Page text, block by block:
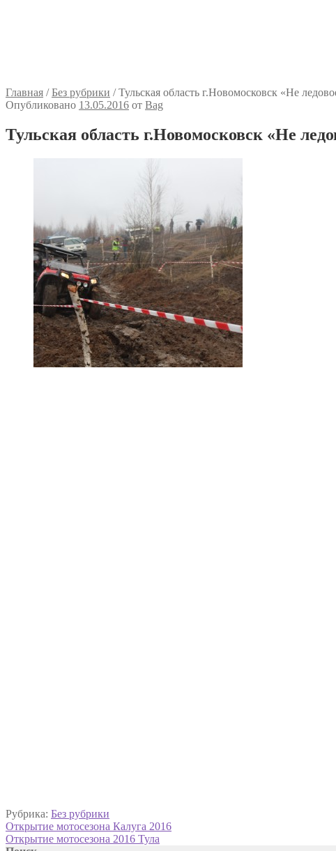
Главная /Без рубрики /Тульская область г.Новомосковск «Не
Опубликовано 13.05.2016 от Bag
Тульская область г.Новомосковск «Не
Рубрика: Без рубрики
Навигация
Предыдущая
запись:
Открытие мотосезона Калуга 2016
Следующая
Открытие мотосезона 2016 Тула